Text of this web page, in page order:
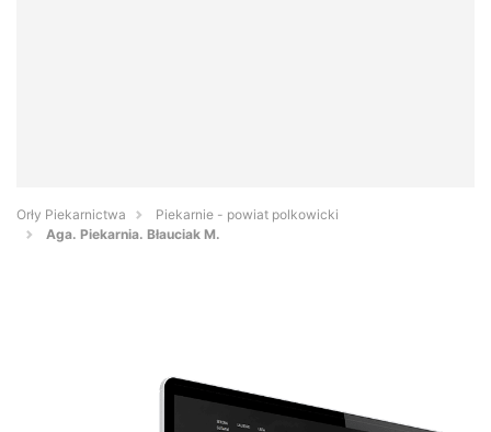
Orły Piekarnictwa
Piekarnie - powiat polkowicki
Aga. Piekarnia. Błauciak M.